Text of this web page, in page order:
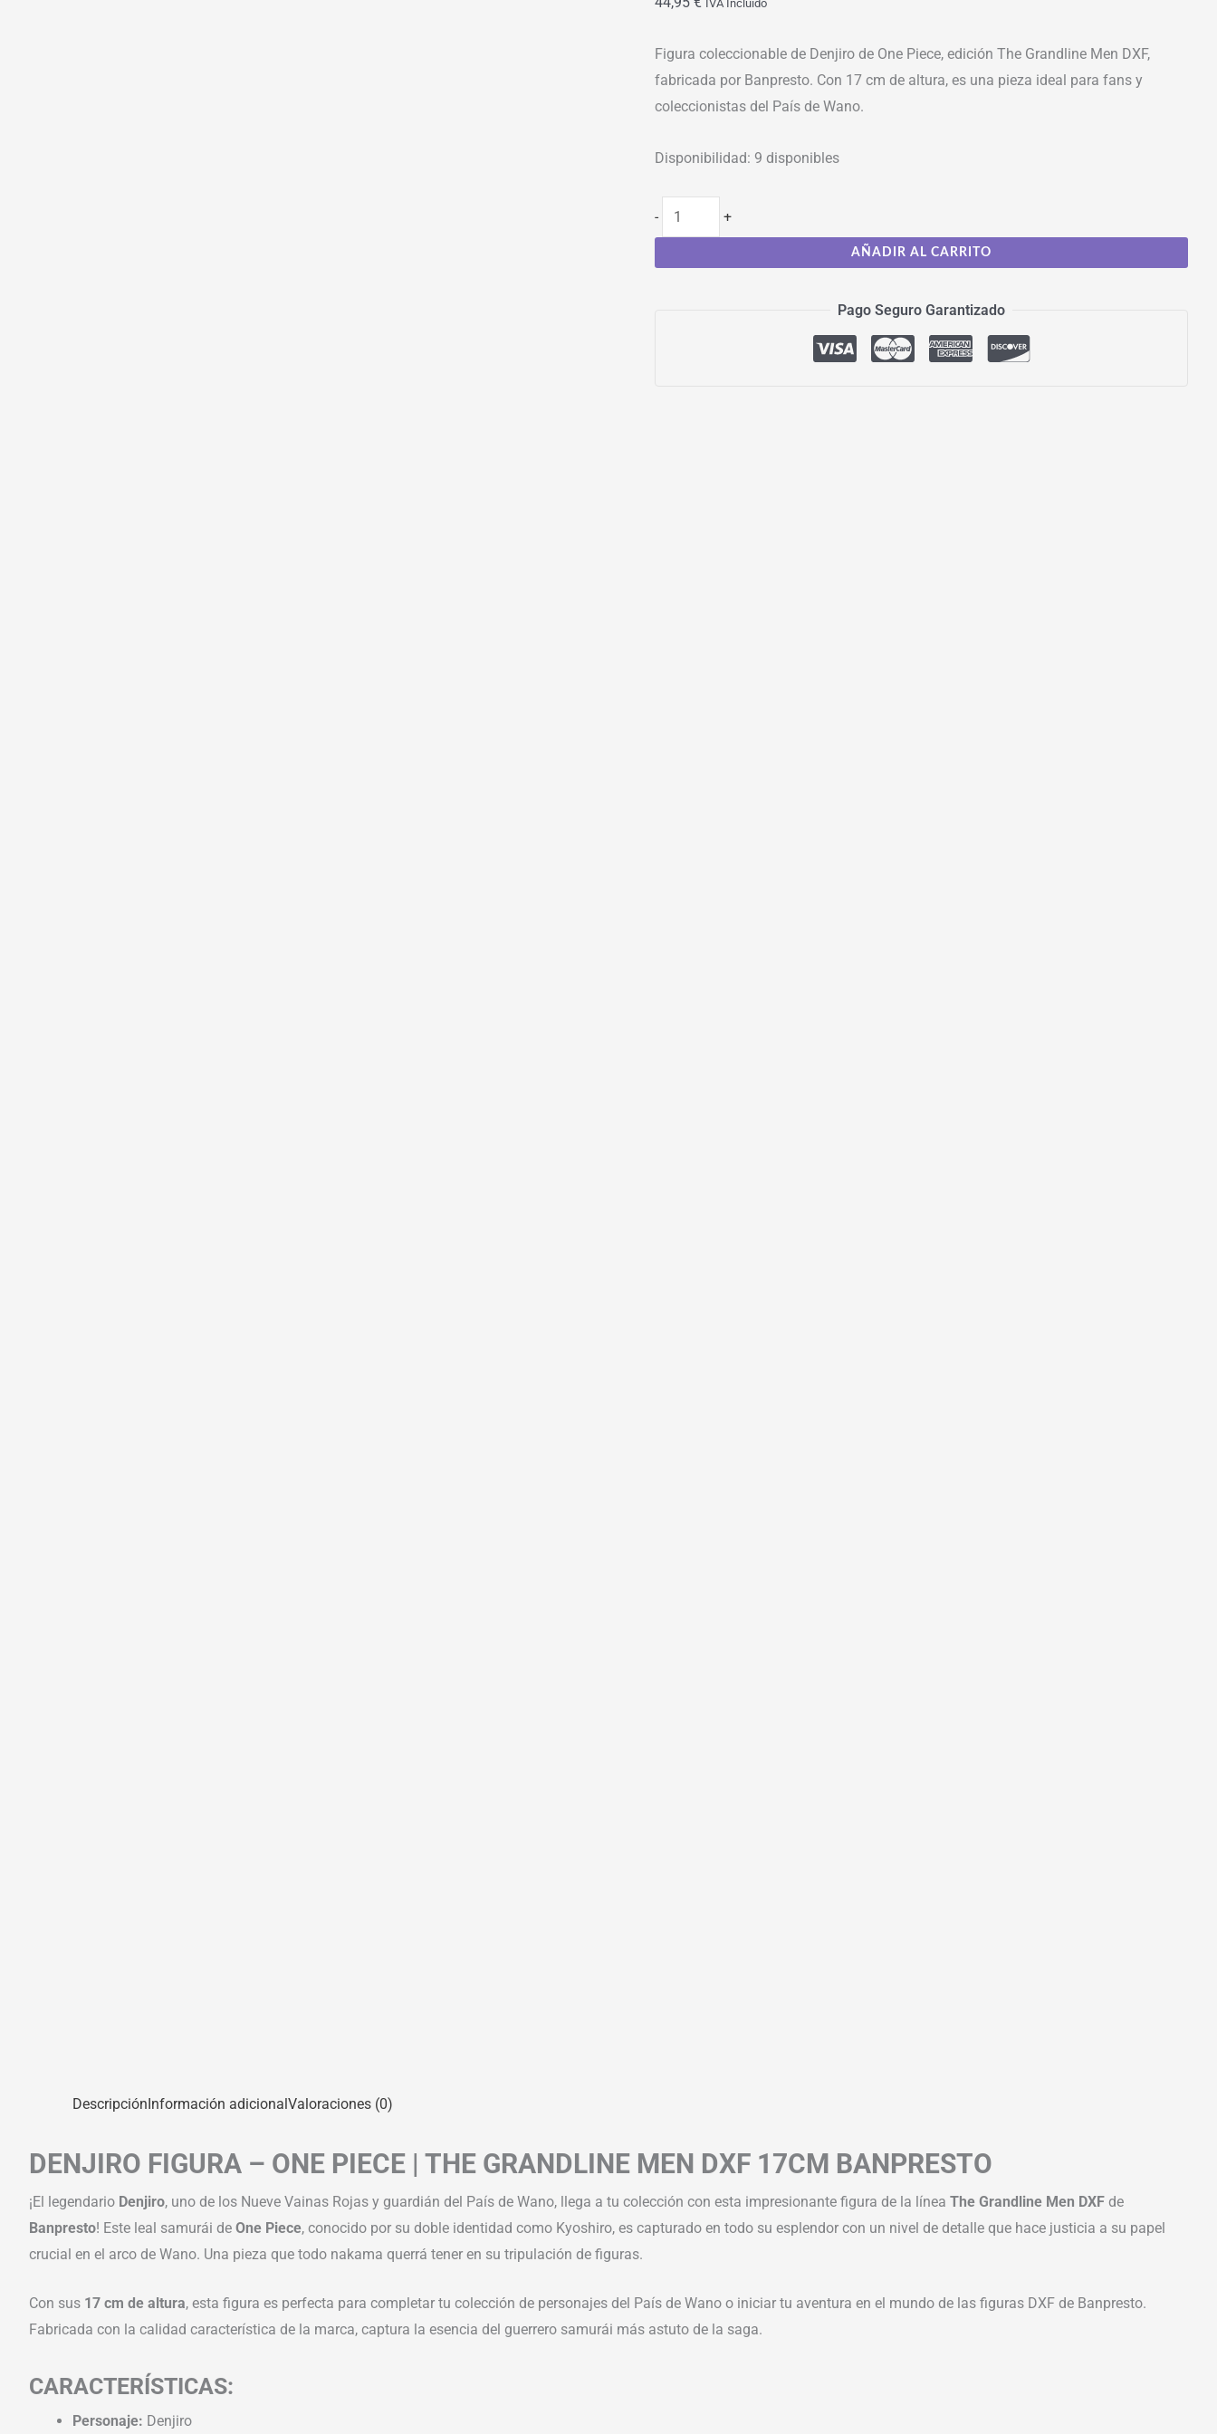
IVA Incluído
Figura coleccionable de Denjiro de One Piece, edición The Grandline Men DXF,
fabricada por Banpresto. Con 17 cm de altura, es una pieza ideal para fans y
coleccionistas del País de Wano.
Disponibilidad: 9 disponibles
- +
AÑADIR AL CARRITO
Pago Seguro Garantizado
DescripciónInformación adicionalValoraciones (0)
DENJIRO FIGURA – ONE PIECE | THE GRANDLINE MEN DXF 17CM BANPRESTO
¡El legendario Denjiro, uno de los Nueve Vainas Rojas y guardián del País de Wano, llega a tu colección con esta impresionante figura de la línea The Grandline Men DXF de
Banpresto! Este leal samurái de One Piece, conocido por su doble identidad como Kyoshiro, es capturado en todo su esplendor con un nivel de detalle que hace justicia a su papel
crucial en el arco de Wano. Una pieza que todo nakama querrá tener en su tripulación de figuras.
Con sus 17 cm de altura, esta figura es perfecta para completar tu colección de personajes del País de Wano o iniciar tu aventura en el mundo de las figuras DXF de Banpresto.
Fabricada con la calidad característica de la marca, captura la esencia del guerrero samurái más astuto de la saga.
CARACTERÍSTICAS:
Personaje: Denjiro